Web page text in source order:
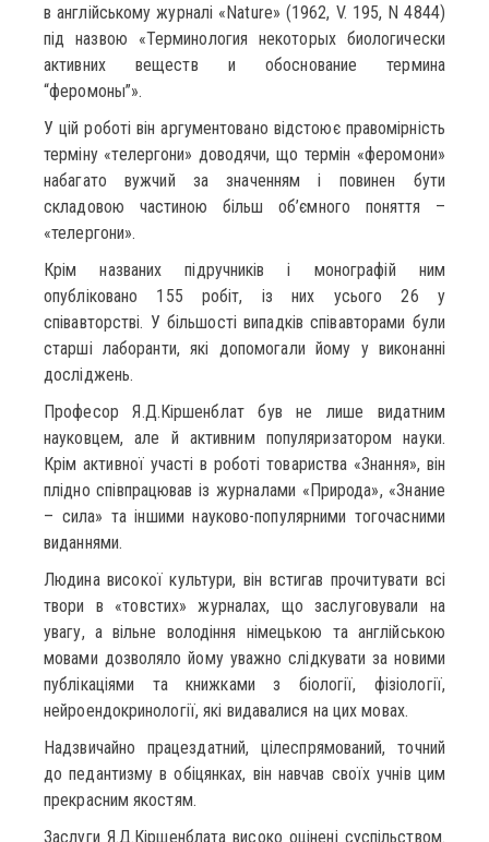
в англійському журналі «Nature» (1962, V. 195, N 4844)
під назвою «Терминология некоторых биологически
активних веществ и обоснование термина
“феромоны”».
У цій роботі він аргументовано відстоює правомірність
терміну «телергони» доводячи, що термін «феромони»
набагато вужчий за значенням і повинен бути
складовою частиною більш об’ємного поняття –
«телергони».
Крім названих підручників і монографій ним
опубліковано 155 робіт, із них усього 26 у
співавторстві. У більшості випадків співавторами були
старші лаборанти, які допомогали йому у виконанні
досліджень.
Професор Я.Д.Кіршенблат був не лише видатним
науковцем, але й активним популяризатором науки.
Крім активної участі в роботі товариства «Знання», він
плідно співпрацював із журналами «Природа», «Знание
– сила» та іншими науково-популярними тогочасними
виданнями.
Людина високої культури, він встигав прочитувати всі
твори в «товстих» журналах, що заслуговували на
увагу, а вільне володіння німецькою та англійською
мовами дозволяло йому уважно слідкувати за новими
публікаціями та книжками з біології, фізіології,
нейроендокринології, які видавалися на цих мовах.
Надзвичайно працездатний, цілеспрямований, точний
до педантизму в обіцянках, він навчав своїх учнів цим
прекрасним якостям.
Заслуги Я.Д.Кіршенблата високо оцінені суспільством.